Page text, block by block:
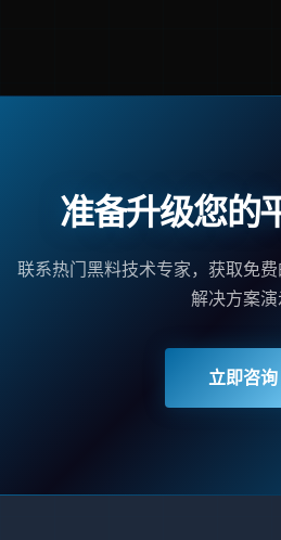
准备升级您的
联系热门黑料技术专家，获取免
解决方案演
立即咨询